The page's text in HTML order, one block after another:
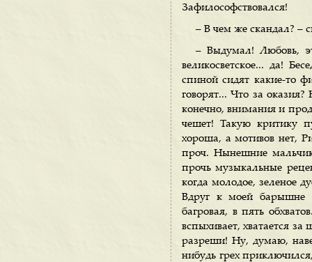
Зафилософствовался!
– В чем же скандал? –
– Выдумал! Любовь,
великосветское... да!
спиной сидят какие-то
говорят... Что за
конечно, внимания и
чешет! Такую критику
хороша, а мотивов нет,
проч. Нынешние
прочь музыкальные
когда молодое, зеленое
Вдруг к моей барышне
багровая, в пять
вспыхивает, хватается
разреши! Ну, думаю,
нибудь грех